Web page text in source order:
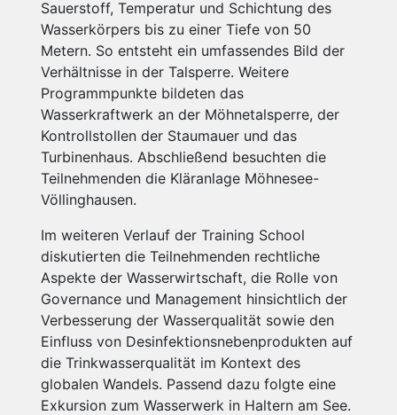
Sauerstoff, Temperatur und Schichtung des
Wasserkörpers bis zu einer Tiefe von 50
Metern. So entsteht ein umfassendes Bild der
Verhältnisse in der Talsperre. Weitere
Programmpunkte bildeten das
Wasserkraftwerk an der Möhnetalsperre, der
Kontrollstollen der Staumauer und das
Turbinenhaus. Abschließend besuchten die
Teilnehmenden die Kläranlage Möhnesee-
Völlinghausen.
Im weiteren Verlauf der Training School
diskutierten die Teilnehmenden rechtliche
Aspekte der Wasserwirtschaft, die Rolle von
Governance und Management hinsichtlich der
Verbesserung der Wasserqualität sowie den
Einfluss von Desinfektionsnebenprodukten auf
die Trinkwasserqualität im Kontext des
globalen Wandels. Passend dazu folgte eine
Exkursion zum Wasserwerk in Haltern am See.